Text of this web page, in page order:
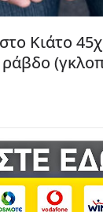
Κιάτο